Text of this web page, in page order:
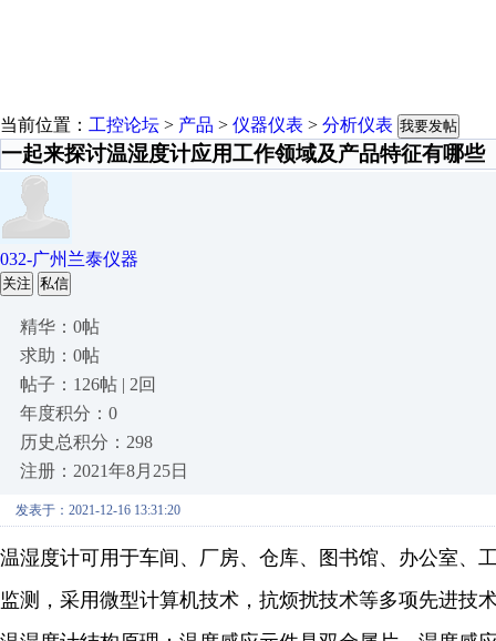
当前位置： 工控论坛 > 产品 > 仪器仪表 > 分析仪表 我要发帖
一起来探讨温湿度计应用工作领域及产品特征有哪些
032-广州兰泰仪器
关注 私信
精华：0帖
求助：0帖
帖子：126帖 | 2回
年度积分：0
历史总积分：298
注册：2021年8月25日
发表于：2021-12-16 13:31:20
温湿度计可用于车间、厂房、仓库、图书馆、办公室、
监测，采用微型计算机技术，抗烦扰技术等多项先进技